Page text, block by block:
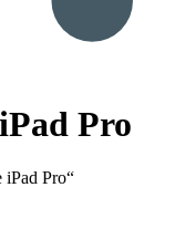
Pro
iPad Pro“